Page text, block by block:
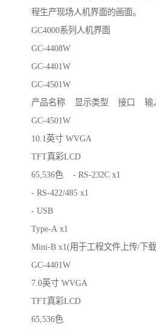
程生产现场人机界面的画面。
GC4000系列人机界面
GC-4408W
GC-4401W
GC-4501W
产品名称 显示类型 接口 输
GC-4501W
10.1英寸 WVGA
TFT真彩LCD
65,536色 - RS-232C x1
- RS-422/485 x1
- USB
Type-A x1
Mini-B x1(用于工程文件上传/下
GC-4401W
7.0英寸 WVGA
TFT真彩LCD
65,536色